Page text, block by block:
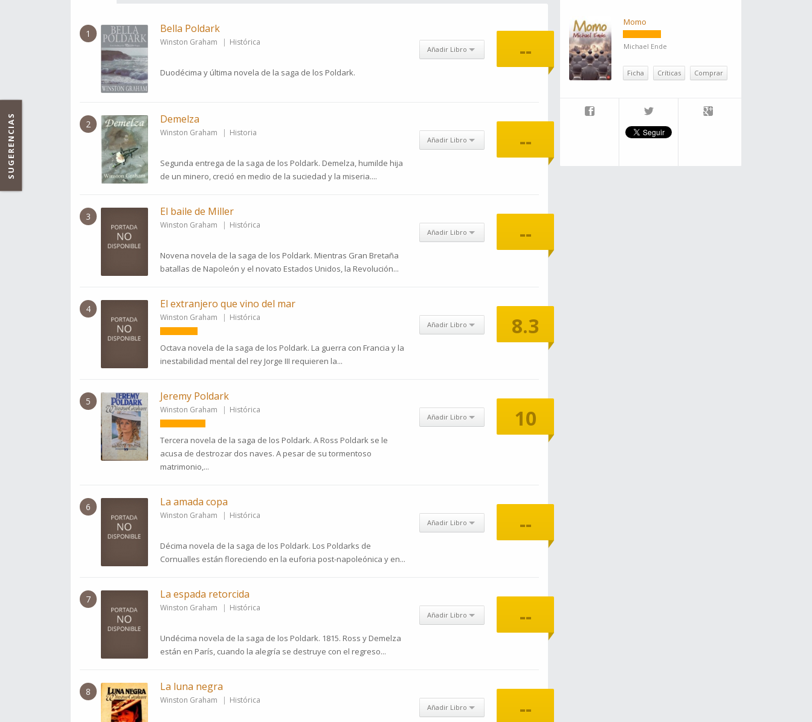
1 Bella Poldark
Winston Graham Histórica
Duodécima y última novela de la saga de los Poldark.
--
Añadir Libro
2 Demelza
Winston Graham Historia
Segunda entrega de la saga de los Poldark. Demelza, humilde hija
de un minero, creció en medio de la suciedad y la miseria....
--
Añadir Libro
3 El baile de Miller
Winston Graham Histórica
Novena novela de la saga de los Poldark. Mientras Gran Bretaña
batallas de Napoleón y el novato Estados Unidos, la Revolución...
--
Añadir Libro
4 El extranjero que vino del mar
Winston Graham Histórica
Octava novela de la saga de los Poldark. La guerra con Francia y la
inestabilidad mental del rey Jorge III requieren la...
8.3
Añadir Libro
5 Jeremy Poldark
Winston Graham Histórica
Tercera novela de la saga de los Poldark. A Ross Poldark se le
acusa de destrozar dos naves. A pesar de su tormentoso
matrimonio,...
10
Añadir Libro
6 La amada copa
Winston Graham Histórica
Décima novela de la saga de los Poldark. Los Poldarks de
Cornualles están floreciendo en la euforia post-napoleónica y en...
--
Añadir Libro
7 La espada retorcida
Winston Graham Histórica
Undécima novela de la saga de los Poldark. 1815. Ross y Demelza
están en París, cuando la alegría se destruye con el regreso...
--
Añadir Libro
8 La luna negra
Winston Graham Histórica --
Añadir Libro
Momo
Michael Ende
Ficha Críticas Comprar
SUGERENCIAS